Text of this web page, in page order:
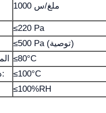
1000 ملغ/س
≤220 Pa
≤500 Pa (توصية)
≤80°C
درجة الحرارة الفورية:
≤100°C
≤100%RH